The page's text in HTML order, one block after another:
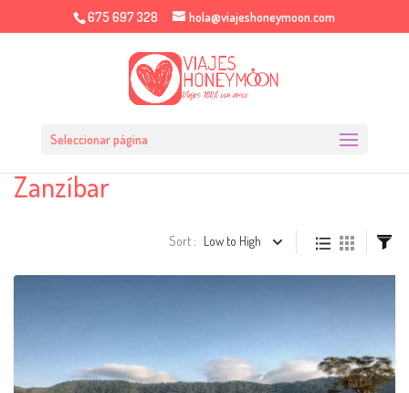
675 697 328 hola@viajeshoneymoon.com
Seleccionar página
Zanzíbar
Sort : Low to High